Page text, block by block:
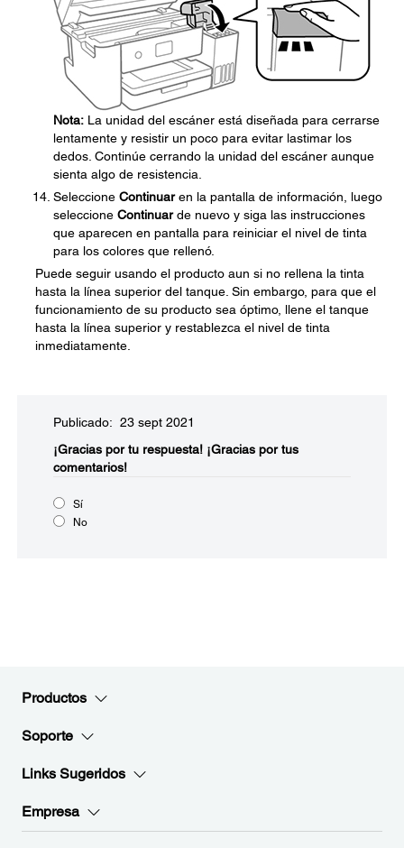
Nota: La unidad del escáner está diseñada para cerrarse
lentamente y resistir un poco para evitar lastimar los
dedos. Continúe cerrando la unidad del escáner aunque
sienta algo de resistencia.
Seleccione Continuaren la pantalla de información, luego
seleccione Continuarde nuevo y siga las instrucciones
que aparecen en pantalla para reiniciar el nivel de tinta
para los colores que rellenó.
Puede seguir usando el producto aun si no rellena la tinta
hasta la línea superior del tanque. Sin embargo, para que el
funcionamiento de su producto sea óptimo, llene el tanque
hasta la línea superior y restablezca el nivel de tinta
inmediatamente.
Publicado: 23 sept 2021
¡Gracias por tu respuesta! ¡Gracias por tus
comentarios!
Sí
No
Productos
Soporte
Links Sugeridos
Empresa